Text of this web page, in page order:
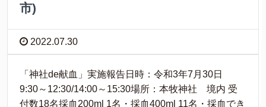
市)
2022.07.30
「神社de献血」実施報告日時：令和3年7月30日
9:30～12:30/14:00～15:30場所：本牧神社 境内 受
付数18名採血200ml 1名・採血400ml 11名・採血でき